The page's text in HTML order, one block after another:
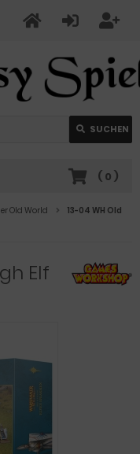
SUCHEN
( 0 )
Old World
13-04 WH Old
Elf